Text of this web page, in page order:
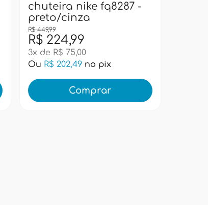
chuteira nike fq8287 -
preto/cinza
R$ 224,99
R$ 449,99
3x de R$ 75,00
Ou R$ 202,49 no pix
Comprar